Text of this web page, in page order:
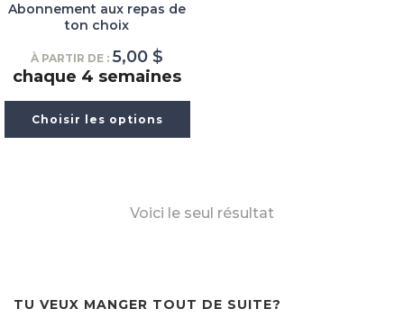
Abonnement aux repas de
ton choix
À PARTIR DE :5,00 $
chaque 4 semaines
Choisir les options
Voici le seul résultat
TU VEUX MANGER TOUT DE SUITE?